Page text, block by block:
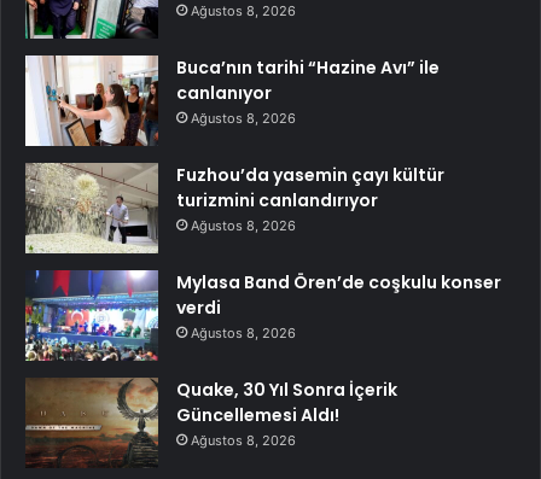
Ağustos 8, 2026
Buca’nın tarihi “Hazine Avı” ile
canlanıyor
Ağustos 8, 2026
Fuzhou’da yasemin çayı kültür
turizmini canlandırıyor
Ağustos 8, 2026
Mylasa Band Ören’de coşkulu konser
verdi
Ağustos 8, 2026
Quake, 30 Yıl Sonra İçerik
Güncellemesi Aldı!
Ağustos 8, 2026